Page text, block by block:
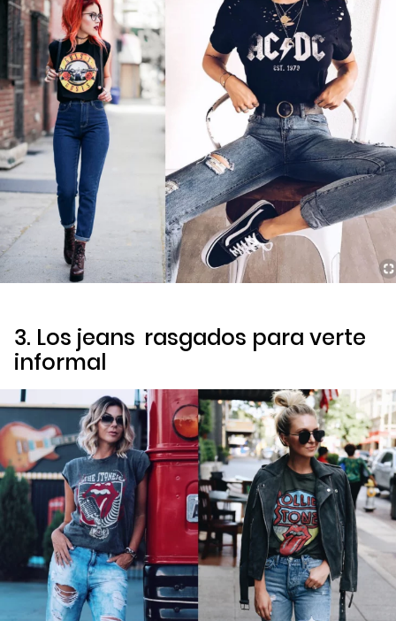
3. Los jeans rasgados para verte
informal